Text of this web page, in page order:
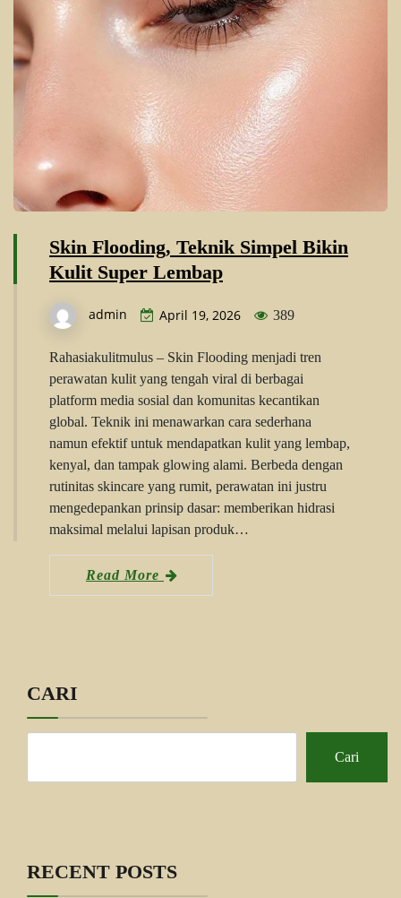
Skin Flooding, Teknik Simpel Bikin
Kulit Super Lembap
admin April 19, 2026 389
Rahasiakulitmulus – Skin Flooding menjadi tren
perawatan kulit yang tengah viral di berbagai
platform media sosial dan komunitas kecantikan
global. Teknik ini menawarkan cara sederhana
namun efektif untuk mendapatkan kulit yang lembap,
kenyal, dan tampak glowing alami. Berbeda dengan
rutinitas skincare yang rumit, perawatan ini justru
mengedepankan prinsip dasar: memberikan hidrasi
maksimal melalui lapisan produk…
Read More
CARI
Cari
RECENT POSTS